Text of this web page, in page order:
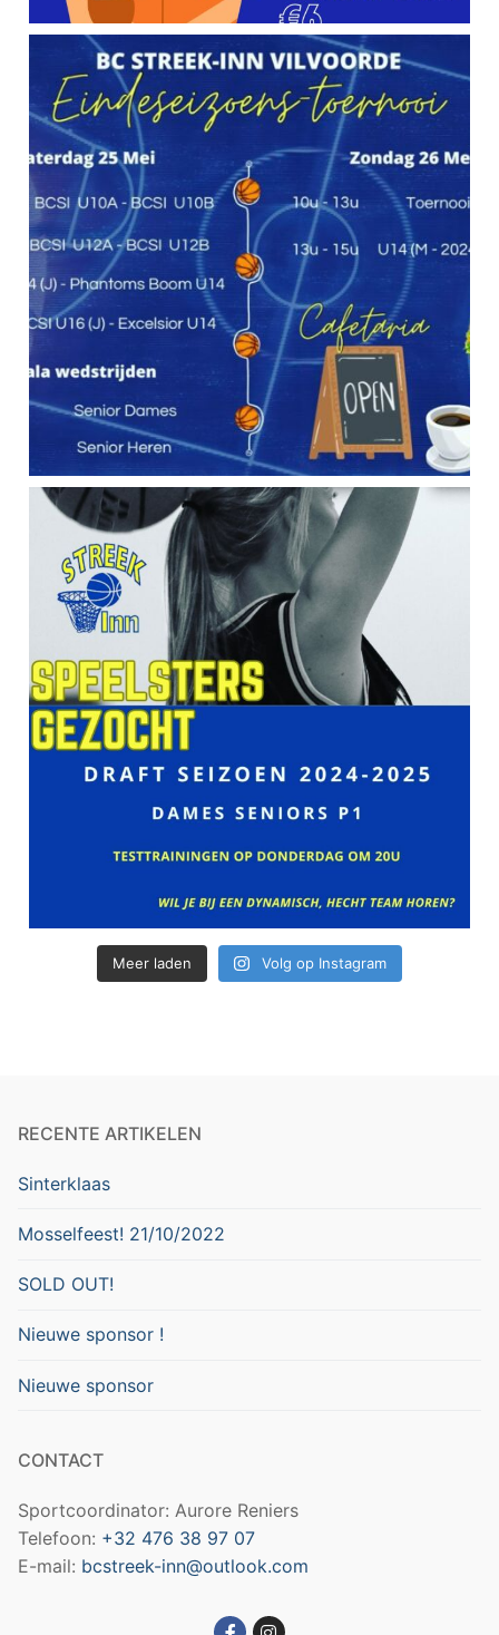
Meer laden Volg op Instagram
RECENTE ARTIKELEN
Sinterklaas
Mosselfeest! 21/10/2022
SOLD OUT!
Nieuwe sponsor !
Nieuwe sponsor
CONTACT
Sportcoordinator: Aurore Reniers
Telefoon: +32 476 38 97 07
E-mail: bcstreek-inn@outlook.com